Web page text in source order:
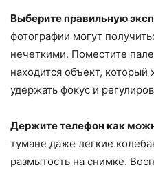
Выберите правильную
фотографии могут
нечеткими. Поместите
находится объект, который
удержать фокус и
Держите телефон как
тумане даже легкие
размытость на снимке.